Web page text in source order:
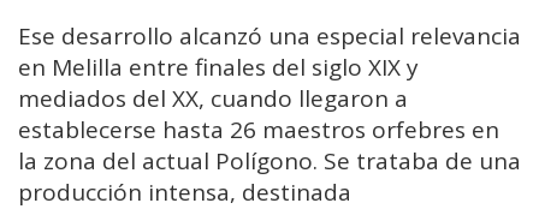
Ese desarrollo alcanzó una especial relevancia
en Melilla entre finales del siglo XIX y
mediados del XX, cuando llegaron a
establecerse hasta 26 maestros orfebres en
la zona del actual Polígono. Se trataba de una
producción intensa, destinada